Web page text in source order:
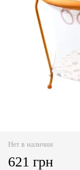
Нет в наличии
621 грн